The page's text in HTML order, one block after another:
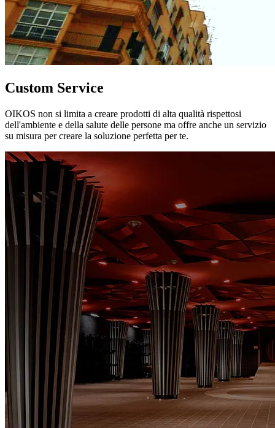
Custom Service
OIKOS non si limita a creare prodotti di alta qualità rispettosi
dell'ambiente e della salute delle persone ma offre anche un servizio
su misura per creare la soluzione perfetta per te.